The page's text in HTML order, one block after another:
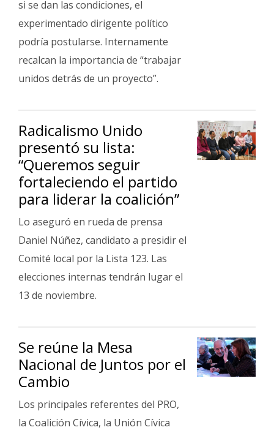
si se dan las condiciones, el
experimentado dirigente político
podría postularse. Internamente
recalcan la importancia de “trabajar
unidos detrás de un proyecto”.
Radicalismo Unido
presentó su lista:
“Queremos seguir
fortaleciendo el partido
para liderar la coalición”
Lo aseguró en rueda de prensa
Daniel Núñez, candidato a presidir el
Comité local por la Lista 123. Las
elecciones internas tendrán lugar el
13 de noviembre.
Se reúne la Mesa
Nacional de Juntos por el
Cambio
Los principales referentes del PRO,
la Coalición Cívica, la Unión Cívica